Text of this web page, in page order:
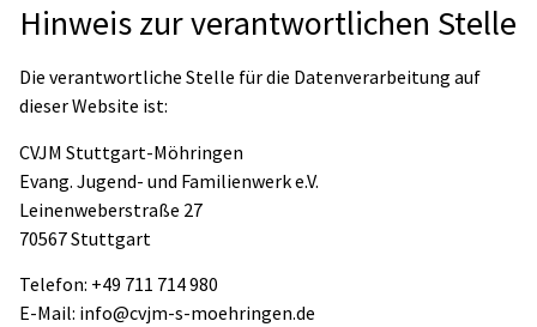
Hinweis zur verantwortlichen Stelle
Die verantwortliche Stelle für die Datenverarbeitung auf
dieser Website ist:
CVJM Stuttgart-Möhringen
Evang. Jugend- und Familienwerk e.V.
Leinenweberstraße 27
70567 Stuttgart
Telefon: +49 711 714 980
E-Mail: info@cvjm-s-moehringen.de